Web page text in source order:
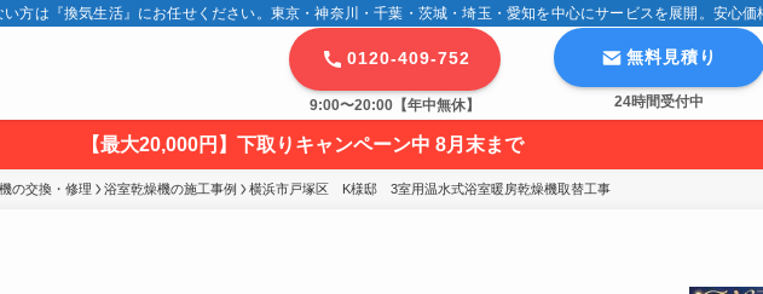
方は『換気生活』にお任せください。東京・神奈川・千葉・茨城・埼玉・愛知を中心にサービスを展開。安心
0120-409-752
9:00〜20:00【年中無休】
無料見積り
24時間受付中
【最大20,000円】下取りキャンペーン中 8月末まで
の交換・修理 浴室乾燥機の施工事例 横浜市戸塚区　K様邸　3室用温水式浴室暖房乾燥機取替工事